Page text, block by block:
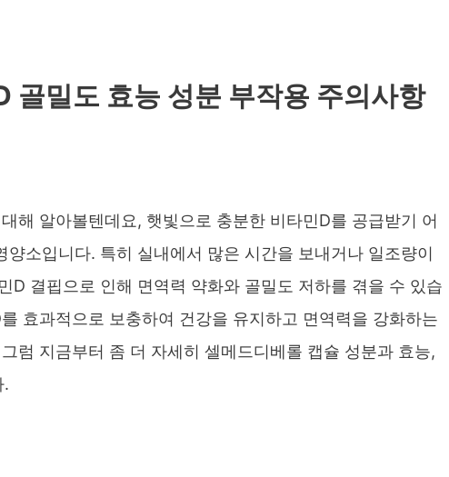
골밀도 효능 성분 부작용 주의사항
해 알아볼텐데요, 햇빛으로 충분한 비타민D를 공급받기 어
소입니다. 특히 실내에서 많은 시간을 보내거나 일조량이
D 결핍으로 인해 면역력 약화와 골밀도 저하를 겪을 수 있습
효과적으로 보충하여 건강을 유지하고 면역력을 강화하는
럼 지금부터 좀 더 자세히 셀메드디베롤 캡슐 성분과 효능,
.